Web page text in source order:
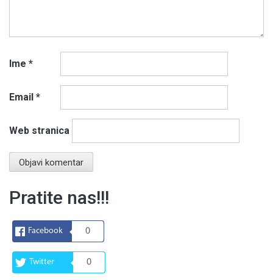
Ime *
Email *
Web stranica
Pratite nas!!!
Facebook 0
Twitter 0